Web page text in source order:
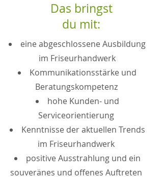
Das bringst
du mit:
eine abgeschlossene Ausbildung
im Friseurhandwerk
Kommunikationsstärke und
Beratungskompetenz
hohe Kunden- und
Serviceorientierung
Kenntnisse der aktuellen Trends
im Friseurhandwerk
positive Ausstrahlung und ein
souveränes und offenes Auftreten